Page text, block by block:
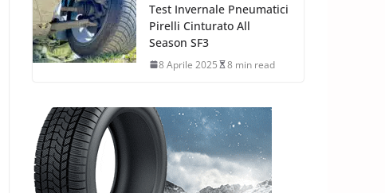
Test Invernale Pneumatici
Pirelli Cinturato All
Season SF3
8 Aprile 2025 8 min read